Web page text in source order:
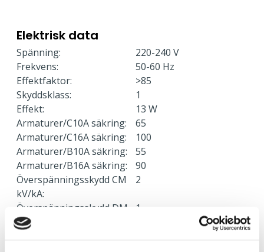
Elektrisk data
Spänning:
220-240 V
Frekvens:
50-60 Hz
Effektfaktor:
>85
Skyddsklass:
1
Effekt:
13 W
Armaturer/C10A säkring:
65
Armaturer/C16A säkring:
100
Armaturer/B10A säkring:
55
Armaturer/B16A säkring:
90
Överspänningsskydd CM
kV/kA:
2
Överspänningsskydd DM
kV/kA:
1